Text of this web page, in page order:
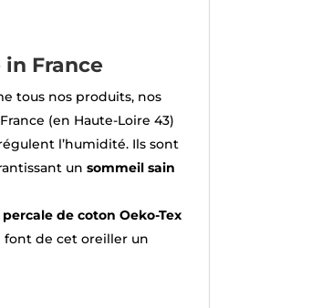
in France
tous nos produits, nos
(en Haute-Loire 43)
l’humidité. Ils sont
un sommeil sain
percale de coton Oeko-Tex
de cet oreiller un